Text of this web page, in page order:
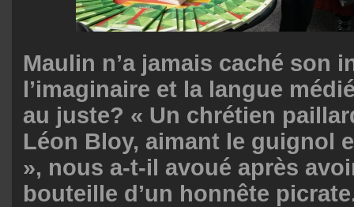
Maulin n’a jamais caché son
l’imaginaire et la langue
au juste? « Un chrétien
Léon Bloy, aimant le guignol
», nous a-t-il avoué après
bouteille d’un honnête